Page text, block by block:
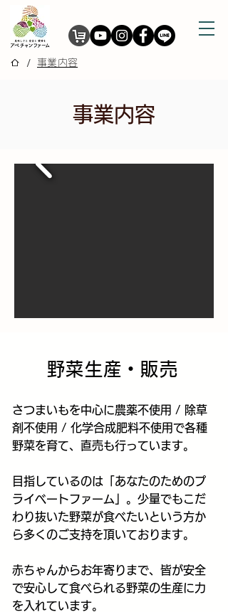
/ 事業内容
事業内容
野菜生産・販売
​さつまいもを中心に農薬不使用 / 除草
剤不使用 / 化学合成肥料不使用で各種
野菜を育て、直売も行っています。
目指しているのは「あなたのためのプ
ライベートファーム」。少量でもこだ
わり抜いた野菜が食べたいという方か
ら多くのご支持を頂いております。
赤ちゃんからお年寄りまで、皆が安全
で安心して食べられる野菜の生産に力
を入れています。